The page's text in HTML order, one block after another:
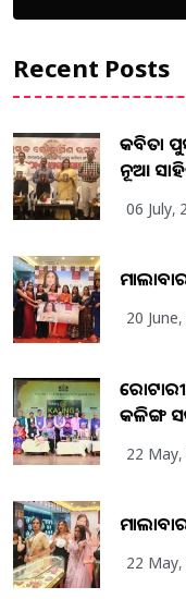
Recent Posts
କବିତା
ନୂଆ
06 July,
20
କଳିଙ୍ଗ
22 May,
22 May,